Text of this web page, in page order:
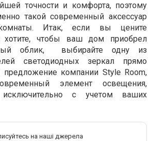
точности и комфорта, поэтому
такой современный аксессуар
Итак, если вы цените
хотите, чтобы ваш дом приобрел
облик,
выбирайте одну из
светодиодных зеркал прямо
предложение компании Style Room,
элемент освещения,
исключительно с учетом ваших
на наші джерела